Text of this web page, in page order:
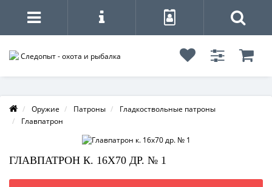
Оружие Патроны
Гладкоствольные патроны
Главпатрон
ГЛАВПАТРОН К. 16Х70 ДР. № 1